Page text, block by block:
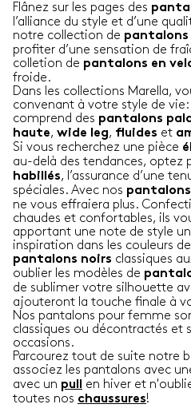
Flânez sur les pages des
l’alliance du style et d’une
notre collection de pantalons
profiter d’une sensation de
colletion de pantalons en
froide.
Dans les collections Marella,
convenant à votre style de
comprend des pantalons
haute, wide leg, fluides et
Si vous recherchez une pièce
au-delà des tendances, optez
habillés, l’assurance d’une
spéciales. Avec nos pantalons
ne vous effraiera plus.
chaudes et confortables, ils
apportant une note de style
inspiration dans les couleurs
pantalons noirs classiques
oublier les modèles de
de sublimer votre silhouette
ajouteront la touche finale à
Nos pantalons pour femme
classiques ou décontractés et
occasions.
Parcourez tout de suite notre
associez les pantalons avec
avec un pull
en hiver et
toutes nos chaussures!